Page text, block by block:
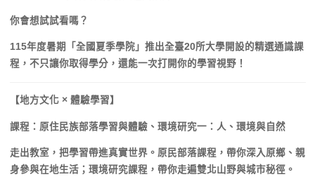
你會想試試看嗎？
115年度暑期「全國夏季學院」 推出全臺20所大學開設的精選通識課
程，不只讓你取得學分， 還能一次打開你的學習視野！
【地方文化 × 體驗學習】
課程：原住民族部落學習與體驗、環境研究一：人、環境與自然
走出教室，把學習帶進真實世界。原民部落課程，帶你深入原鄉、 親
身參與在地生活；環境研究課程，帶你走遍雙北山野與城市秘徑。